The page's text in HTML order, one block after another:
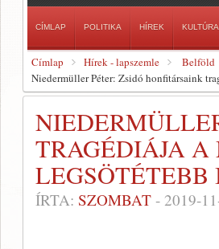
CÍMLAP POLITIKA HÍREK KULTÚRA
Címlap Hírek - lapszemle
Belföld
Niedermüller Péter: Zsidó honfitársaink
TRAGÉDIÁJA
ÍRTA: SZOMBAT - 2019-